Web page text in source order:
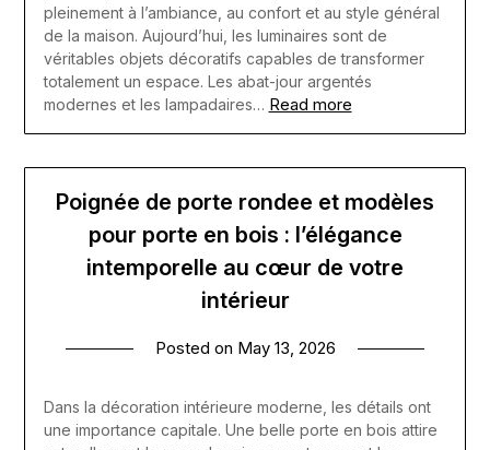
pleinement à l’ambiance, au confort et au style général
de la maison. Aujourd’hui, les luminaires sont de
véritables objets décoratifs capables de transformer
totalement un espace. Les abat-jour argentés
modernes et les lampadaires… Read more
Poignée de porte rondee et modèles
pour porte en bois : l’élégance
intemporelle au cœur de votre
intérieur
Posted on May 13, 2026
Dans la décoration intérieure moderne, les détails ont
une importance capitale. Une belle porte en bois attire